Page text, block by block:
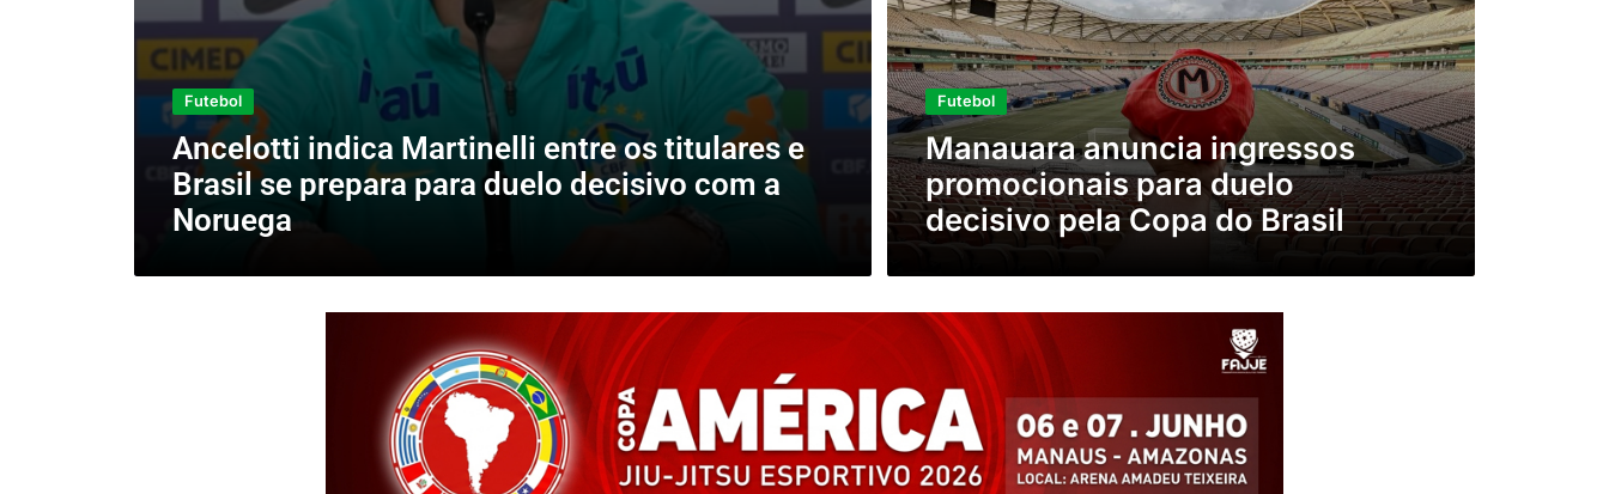
Futebol
Ancelotti indica Martinelli entre os titulares e
Brasil se prepara para duelo decisivo com a
Noruega
Futebol
Manauara anuncia ingressos
promocionais para duelo
decisivo pela Copa do Brasil